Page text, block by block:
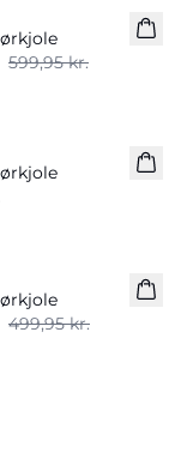
599,95 kr.
499,95 kr.